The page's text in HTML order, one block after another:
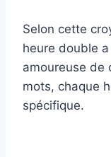
Selon cette
heure double
amoureuse de
mots, chaque
spécifique.